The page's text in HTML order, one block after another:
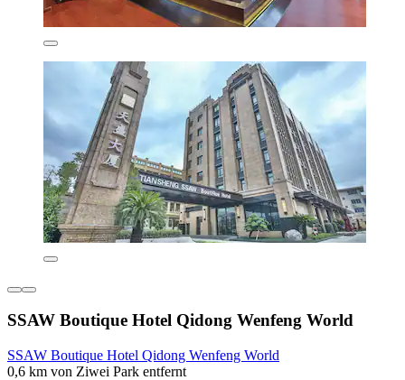
SSAW Boutique Hotel Qidong Wenfeng World
SSAW Boutique Hotel Qidong Wenfeng World
0,6 km von Ziwei Park entfernt